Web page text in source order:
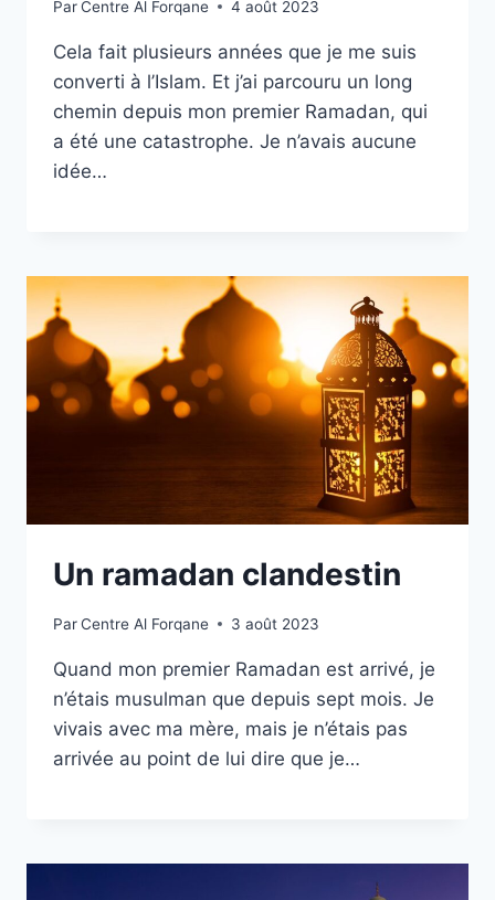
ParCentre Al Forqane 4 août 2023
Cela fait plusieurs années que je me suis
converti à l’Islam. Et j’ai parcouru un long
chemin depuis mon premier Ramadan, qui
a été une catastrophe. Je n’avais aucune
idée…
Un ramadan clandestin
ParCentre Al Forqane 3 août 2023
Quand mon premier Ramadan est arrivé, je
n’étais musulman que depuis sept mois. Je
vivais avec ma mère, mais je n’étais pas
arrivée au point de lui dire que je…